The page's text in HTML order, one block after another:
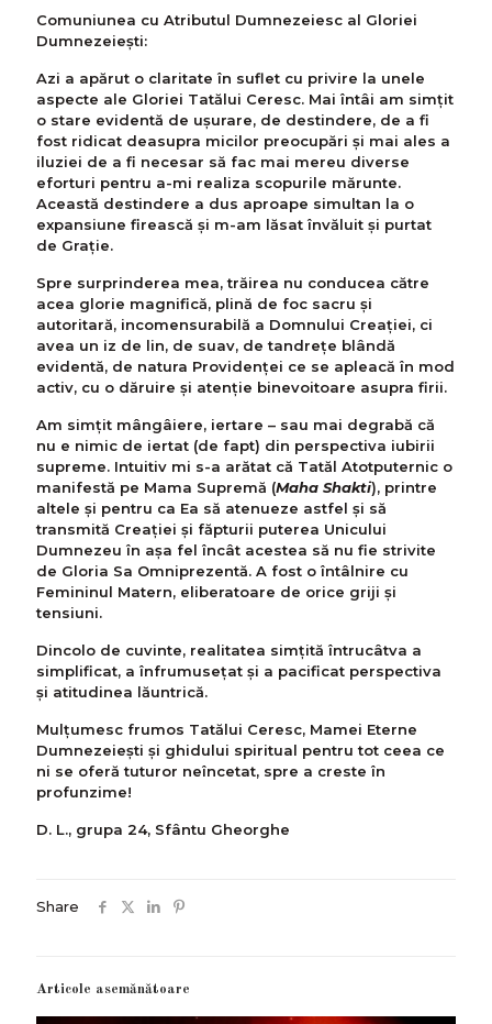
Comuniunea cu Atributul Dumnezeiesc al Gloriei
Dumnezeiești:
Azi a apărut o claritate în suflet cu privire la unele
aspecte ale Gloriei Tatălui Ceresc. Mai întâi am simțit
o stare evidentă de ușurare, de destindere, de a fi
fost ridicat deasupra micilor preocupări și mai ales a
iluziei de a fi necesar să fac mai mereu diverse
eforturi pentru a-mi realiza scopurile mărunte.
Această destindere a dus aproape simultan la o
expansiune firească și m-am lăsat învăluit și purtat
de Grație.
Spre surprinderea mea, trăirea nu conducea către
acea glorie magnifică, plină de foc sacru și
autoritară, incomensurabilă a Domnului Creației, ci
avea un iz de lin, de suav, de tandrețe blândă
evidentă, de natura Providenței ce se apleacă în mod
activ, cu o dăruire și atenție binevoitoare asupra firii.
Am simțit mângâiere, iertare – sau mai degrabă că
nu e nimic de iertat (de fapt) din perspectiva iubirii
supreme. Intuitiv mi s-a arătat că Tatăl Atotputernic o
manifestă pe Mama Supremă (Maha Shakti), printre
altele și pentru ca Ea să atenueze astfel și să
transmită Creației și făpturii puterea Unicului
Dumnezeu în așa fel încât acestea să nu fie strivite
de Gloria Sa Omniprezentă. A fost o întâlnire cu
Femininul Matern, eliberatoare de orice griji și
tensiuni.
Dincolo de cuvinte, realitatea simțită întrucâtva a
simplificat, a înfrumusețat și a pacificat perspectiva
și atitudinea lăuntrică.
Mulțumesc frumos Tatălui Ceresc, Mamei Eterne
Dumnezeiești și ghidului spiritual pentru tot ceea ce
ni se oferă tuturor neîncetat, spre a creste în
profunzime!
D. L., grupa 24, Sfântu Gheorghe
Share
Articole asemănătoare